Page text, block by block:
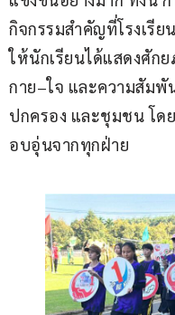
กิจกรรมสำคัญที่โรงเรี
ให้นักเรียนได้แสดงศัก
กาย–ใจ และความสัมพั
ปกครอง และชุมชน โด
อบอุ่นจากทุกฝ่าย